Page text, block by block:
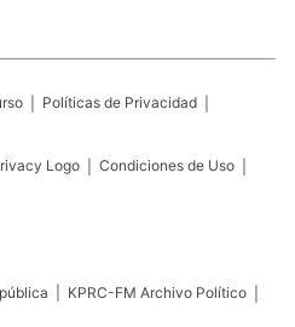
Políticas de Privacidad
Condiciones de Uso
KPRC-FM Archivo Político